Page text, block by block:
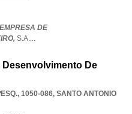
DE
S.A....
Desenvolvimento De
1050-086, SANTO ANTONIO